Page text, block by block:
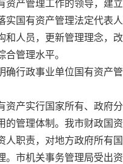
资产管理工作的领导，建
实国有资产管理法定代表
和人员，更新管理理念，
合管理水平。
确行政事业单位国有资产
资产实行国家所有、政府
的管理体制。我市财政国
人职责，对地方政府所有
。市机关事务管理局受出